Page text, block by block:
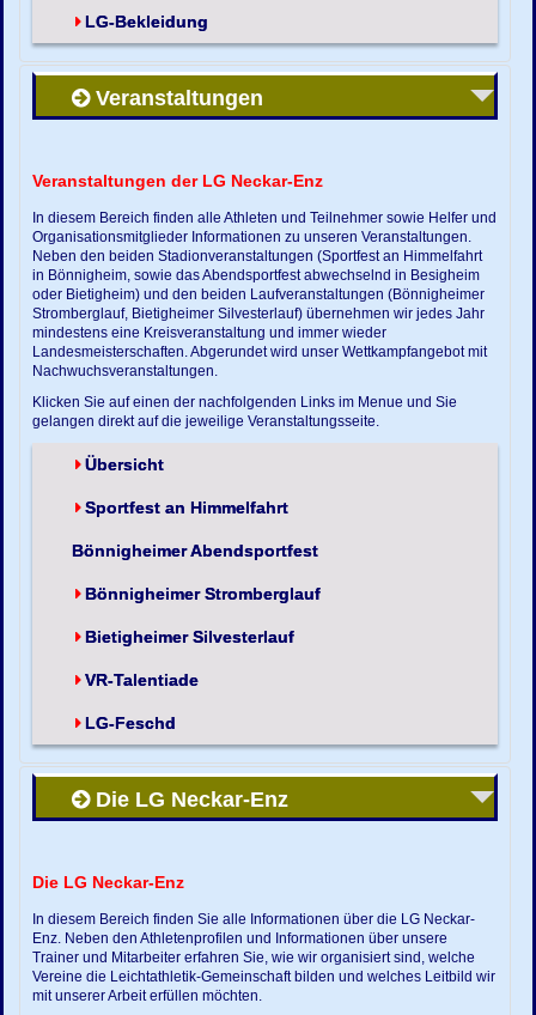
LG-Bekleidung
Veranstaltungen
Veranstaltungen der LG Neckar-Enz
In diesem Bereich finden alle Athleten und Teilnehmer sowie Helfer und
Organisationsmitglieder Informationen zu unseren Veranstaltungen.
Neben den beiden Stadionveranstaltungen (Sportfest an Himmelfahrt
in Bönnigheim, sowie das Abendsportfest abwechselnd in Besigheim
oder Bietigheim) und den beiden Laufveranstaltungen (Bönnigheimer
Stromberglauf, Bietigheimer Silvesterlauf) übernehmen wir jedes Jahr
mindestens eine Kreisveranstaltung und immer wieder
Landesmeisterschaften. Abgerundet wird unser Wettkampfangebot mit
Nachwuchsveranstaltungen.
Klicken Sie auf einen der nachfolgenden Links im Menue und Sie
gelangen direkt auf die jeweilige Veranstaltungsseite.
Übersicht
Sportfest an Himmelfahrt
Bönnigheimer Abendsportfest
Bönnigheimer Stromberglauf
Bietigheimer Silvesterlauf
VR-Talentiade
LG-Feschd
Die LG Neckar-Enz
Die LG Neckar-Enz
In diesem Bereich finden Sie alle Informationen über die LG Neckar-
Enz. Neben den Athletenprofilen und Informationen über unsere
Trainer und Mitarbeiter erfahren Sie, wie wir organisiert sind, welche
Vereine die Leichtathletik-Gemeinschaft bilden und welches Leitbild wir
mit unserer Arbeit erfüllen möchten.